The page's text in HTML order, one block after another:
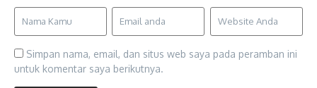
Simpan nama, email, dan situs web saya pada peramban ini
untuk komentar saya berikutnya.